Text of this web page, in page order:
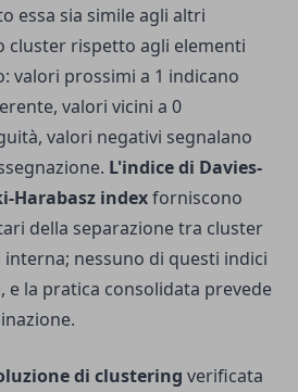
essa sia simile agli altri
cluster rispetto agli elementi
valori prossimi a 1 indicano
valori vicini a 0
valori negativi segnalano
L'indice di Davies-
Harabasz indexforniscono
della separazione tra cluster
nessuno di questi indici
e la pratica consolidata prevede
di clustering verificata